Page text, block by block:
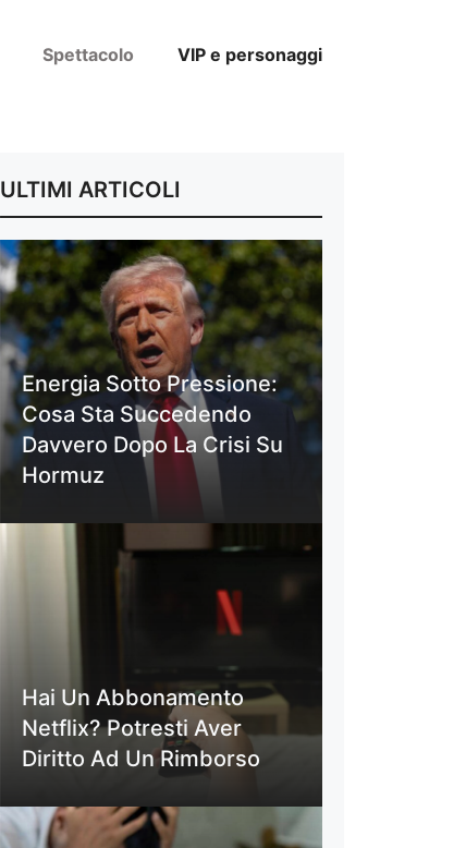
Spettacolo VIP e personaggi
ULTIMI ARTICOLI
Energia Sotto Pressione:
Cosa Sta Succedendo
Davvero Dopo La Crisi Su
Hormuz
Hai Un Abbonamento
Netflix? Potresti Aver
Diritto Ad Un Rimborso